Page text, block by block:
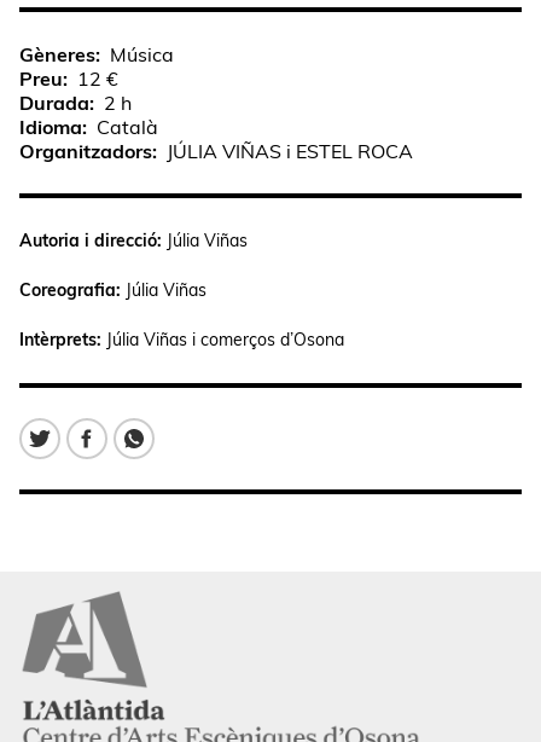
Gèneres
Música
Preu
12 €
Durada
2 h
Idioma
Català
Organitzadors
JÚLIA VIÑAS i ESTEL ROCA
Autoria i direcció: Júlia Viñas
Coreografia: Júlia Viñas
Intèrprets: Júlia Viñas i comerços d’Osona